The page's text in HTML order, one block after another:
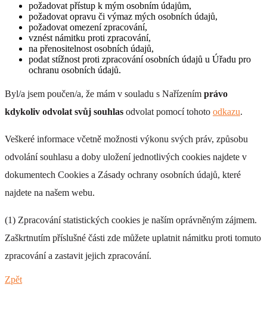
MO 132
+ 0 Kč
MO 133
+ 0 Kč
požadovat přístup k mým osobním údajům,
požadovat opravu či výmaz mých osobních údajů,
požadovat omezení zpracování,
vznést námitku proti zpracování,
na přenositelnost osobních údajů,
podat stížnost proti zpracování osobních údajů u Úřadu pro
ochranu osobních údajů.
Byl/a jsem poučen/a, že mám v souladu s Nařízením právo
kdykoliv odvolat svůj souhlas odvolat pomocí tohoto odkazu.
Veškeré informace včetně možnosti výkonu svých práv, způsobu
odvolání souhlasu a doby uložení jednotlivých cookies najdete v
dokumentech Cookies a Zásady ochrany osobních údajů, které
najdete na našem webu.
(1) Zpracování statistických cookies je naším oprávněným zájmem.
Zaškrtnutím příslušné části zde můžete uplatnit námitku proti tomuto
zpracování a zastavit jejich zpracování.
Zpět